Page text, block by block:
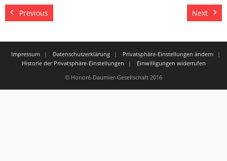
Previous Next
Impressum Datenschutzerklärung
Privatsphäre-Einstellungen ändern
Historie der Privatsphäre-Einstellungen
Einwilligungen widerrufen
© Honoré-Daumier-Gesellschaft 2016